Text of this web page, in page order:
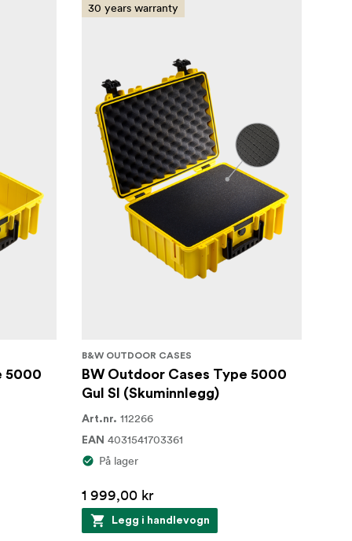
5000
30 years warranty
B&W OUTDOOR CASES
BW Outdoor Cases Type 5000
Gul SI (Skuminnlegg)
Art.nr. 112266
EAN 4031541703361
På lager
1 999,00 kr
Legg i handlevogn